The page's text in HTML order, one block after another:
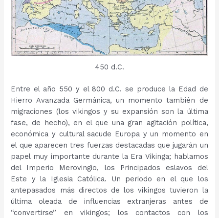
450 d.C.
Entre el año 550 y el 800 d.C. se produce la Edad de
Hierro Avanzada Germánica, un momento también de
migraciones (los vikingos y su expansión son la última
fase, de hecho), en el que una gran agitación política,
económica y cultural sacude Europa y un momento en
el que aparecen tres fuerzas destacadas que jugarán un
papel muy importante durante la Era Vikinga; hablamos
del Imperio Merovingio, los Principados eslavos del
Este y la Iglesia Católica. Un periodo en el que los
antepasados más directos de los vikingos tuvieron la
última oleada de influencias extranjeras antes de
“convertirse” en vikingos; los contactos con los